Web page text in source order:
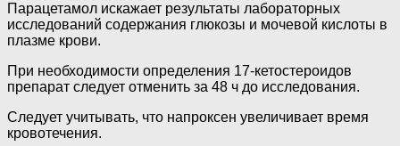
Парацетамол искажает результаты лабораторных
исследований содержания глюкозы и мочевой кислоты в
плазме крови.
При необходимости определения 17-кетостероидов
препарат следует отменить за 48 ч до исследования.
Следует учитывать, что напроксен увеличивает время
кровотечения.